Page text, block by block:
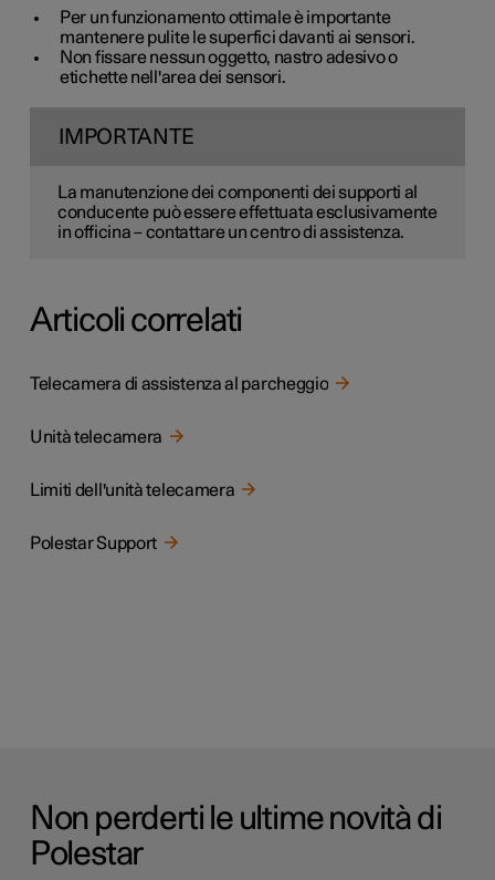
Per un funzionamento ottimale è importante
mantenere pulite le superfici davanti ai sensori.
Non fissare nessun oggetto, nastro adesivo o
etichette nell'area dei sensori.
IMPORTANTE
La manutenzione dei componenti dei supporti al
conducente può essere effettuata esclusivamente
in officina – contattare un centro di assistenza.
Articoli correlati
Telecamera di assistenza al parcheggio
Unità telecamera
Limiti dell'unità telecamera
Polestar Support
Non perderti le ultime novità di
Polestar